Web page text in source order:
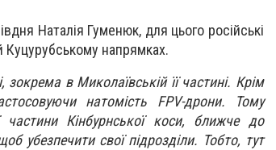
Наталія Гуменюк, для цього російські
Куцурубському напрямках.
зокрема в Миколаївській її частині. Крім
натомість FPV-дрони. Тому
Кінбурнської коси, ближче до
убезпечити свої підрозділи. Тобто, тут